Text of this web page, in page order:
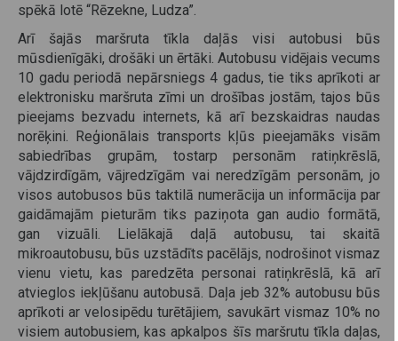
spēkā lotē “Rēzekne, Ludza”.
Arī šajās maršruta tīkla daļās visi autobusi būs
mūsdienīgāki, drošāki un ērtāki. Autobusu vidējais vecums
10 gadu periodā nepārsniegs 4 gadus, tie tiks aprīkoti ar
elektronisku maršruta zīmi un drošības jostām, tajos būs
pieejams bezvadu internets, kā arī bezskaidras naudas
norēķini. Reģionālais transports kļūs pieejamāks visām
sabiedrības grupām, tostarp personām ratiņkrēslā,
vājdzirdīgām, vājredzīgām vai neredzīgām personām, jo
visos autobusos būs taktilā numerācija un informācija par
gaidāmajām pieturām tiks paziņota gan audio formātā,
gan vizuāli. Lielākajā daļā autobusu, tai skaitā
mikroautobusu, būs uzstādīts pacēlājs, nodrošinot vismaz
vienu vietu, kas paredzēta personai ratiņkrēslā, kā arī
atvieglos iekļūšanu autobusā. Daļa jeb 32% autobusu būs
aprīkoti ar velosipēdu turētājiem, savukārt vismaz 10% no
visiem autobusiem, kas apkalpos šīs maršrutu tīkla daļas,